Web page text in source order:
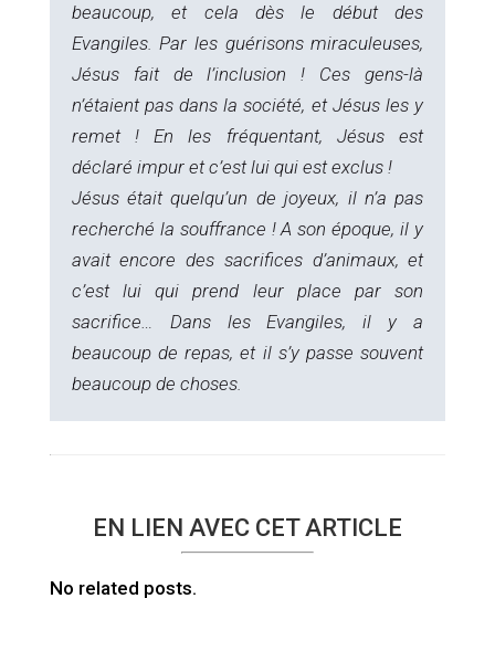
beaucoup, et cela dès le début des
Evangiles. Par les guérisons miraculeuses,
Jésus fait de l’inclusion ! Ces gens-là
n’étaient pas dans la société, et Jésus les y
remet ! En les fréquentant, Jésus est
déclaré impur et c’est lui qui est exclus !
Jésus était quelqu’un de joyeux, il n’a pas
recherché la souffrance ! A son époque, il y
avait encore des sacrifices d’animaux, et
c’est lui qui prend leur place par son
sacrifice… Dans les Evangiles, il y a
beaucoup de repas, et il s’y passe souvent
beaucoup de choses.
EN LIEN AVEC CET ARTICLE
No related posts.